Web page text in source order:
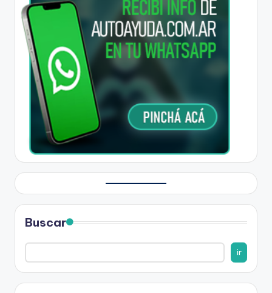
Buscar
ir